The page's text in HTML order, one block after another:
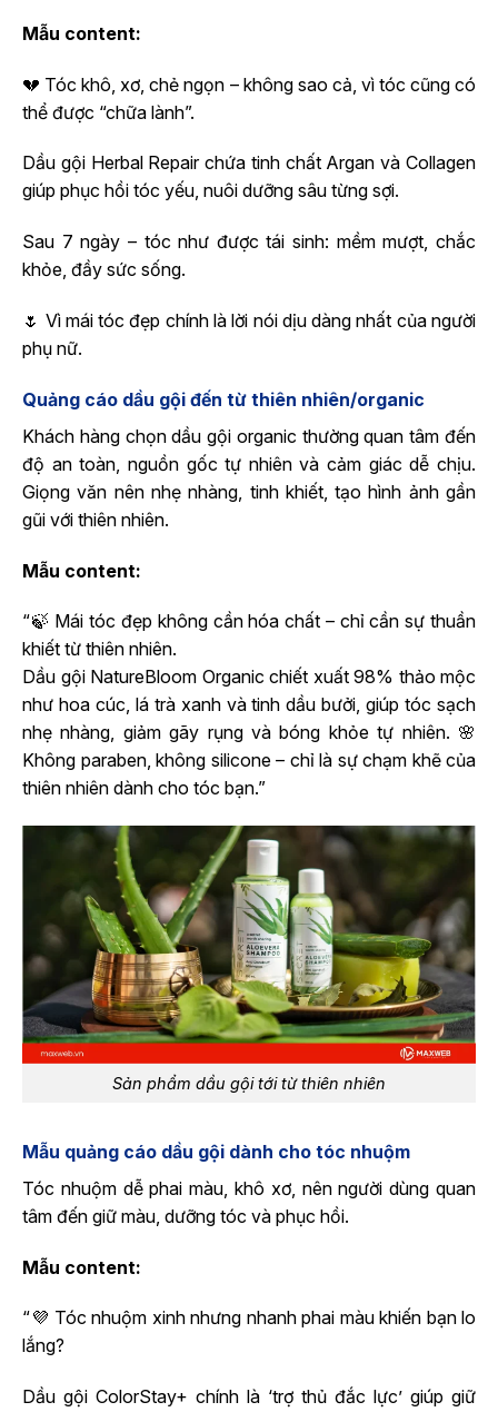
Mẫu content:
💔 Tóc khô, xơ, chẻ ngọn – không sao cả, vì tóc cũng có
thể được “chữa lành”.
Dầu gội Herbal Repair chứa tinh chất Argan và Collagen
giúp phục hồi tóc yếu, nuôi dưỡng sâu từng sợi.
Sau 7 ngày – tóc như được tái sinh: mềm mượt, chắc
khỏe, đầy sức sống.
🌷 Vì mái tóc đẹp chính là lời nói dịu dàng nhất của người
phụ nữ.
Quảng cáo dầu gội đến từ thiên nhiên/organic
Khách hàng chọn dầu gội organic thường quan tâm đến
độ an toàn, nguồn gốc tự nhiên và cảm giác dễ chịu.
Giọng văn nên nhẹ nhàng, tinh khiết, tạo hình ảnh gần
gũi với thiên nhiên.
Mẫu content:
“🍃 Mái tóc đẹp không cần hóa chất – chỉ cần sự thuần
khiết từ thiên nhiên.
Dầu gội NatureBloom Organic chiết xuất 98% thảo mộc
như hoa cúc, lá trà xanh và tinh dầu bưởi, giúp tóc sạch
nhẹ nhàng, giảm gãy rụng và bóng khỏe tự nhiên. 🌸
Không paraben, không silicone – chỉ là sự chạm khẽ của
thiên nhiên dành cho tóc bạn.”
Sản phẩm dầu gội tới từ thiên nhiên
Mẫu quảng cáo dầu gội dành cho tóc nhuộm
Tóc nhuộm dễ phai màu, khô xơ, nên người dùng quan
tâm đến giữ màu, dưỡng tóc và phục hồi.
Mẫu content:
“💜 Tóc nhuộm xinh nhưng nhanh phai màu khiến bạn lo
lắng?
Dầu gội ColorStay+ chính là ‘trợ thủ đắc lực’ giúp giữ